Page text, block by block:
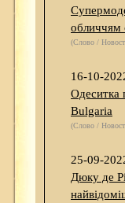
обличчям
(Слово /
16-10-
Одеситка
Bulgaria
(Слово /
25-09-
Дюку де